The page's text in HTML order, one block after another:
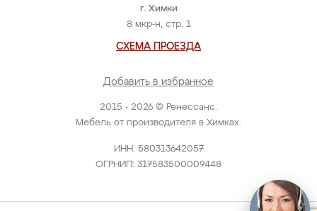
2015 - 2026 © Ренессанс.
Мебель от производителя в Химках.
ИНН: 580313642057
ОГРНИП: 317583500009448
г. Химки
8 мкр-н, стр. 1
СХЕМА ПРОЕЗДА
Добавить в избранное